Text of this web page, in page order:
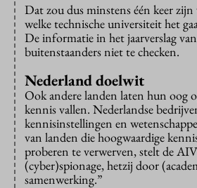
Dat zou dus minstens één keer
welke technische universiteit het
De informatie in het jaarverslag
buitenstaanders niet te checken.
Nederland doelwit
Ook andere landen laten hun oog
kennis vallen. Nederlandse
kennisinstellingen en
van landen die hoogwaardige
proberen te verwerven, stelt de
(cyber)spionage, hetzij door
samenwerking.”